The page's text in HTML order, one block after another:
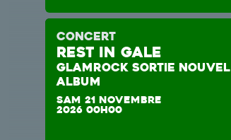
CONCERT
REST IN GALE
GLAMROCK SORTIE NOUVEL
ALBUM
SAM 21 NOVEMBRE
2026 00H00